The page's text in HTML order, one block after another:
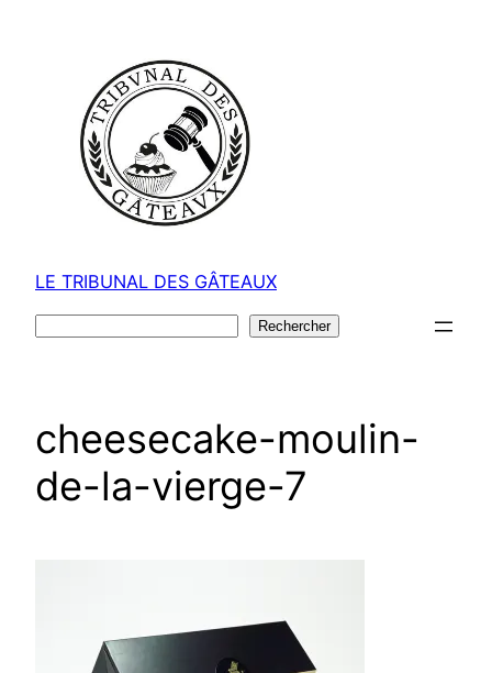
LE TRIBUNAL DES GÂTEAUX
Rechercher
cheesecake-moulin-
de-la-vierge-7